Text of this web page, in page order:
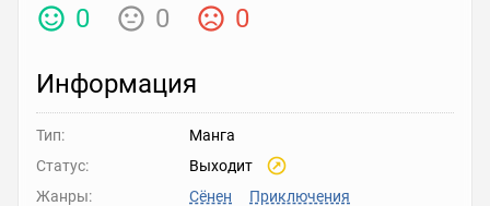
0 0 0
Информация
Тип:
Манга
Статус:
Выходит
Жанры:
Сёнен
Приключения